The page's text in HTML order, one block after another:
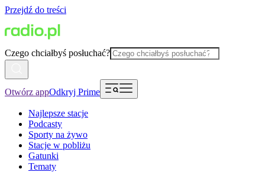
Przejdź do treści
Czego chciałbyś posłuchać?
Otwórz appOdkryj Prime
Najlepsze stacje
Podcasty
Sporty na żywo
Stacje w pobliżu
Gatunki
Tematy